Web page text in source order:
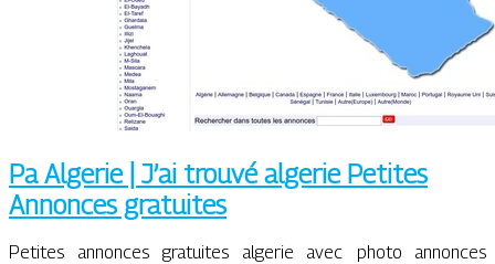
Pa Algerie | J’ai trouvé algerie Petites
Annonces gratuites
Petites annonces gratuites algerie avec photo annonces